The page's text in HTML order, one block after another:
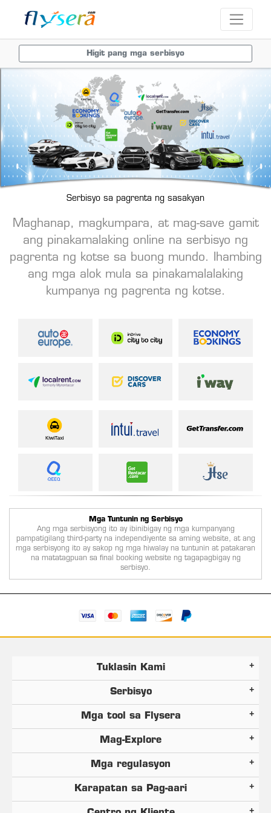
Higit pang mga serbisyo
Serbisyo sa pagrenta ng sasakyan
Maghanap, magkumpara, at mag-save gamit
ang pinakamalaking online na serbisyo ng
pagrenta ng kotse sa buong mundo. Ihambing
ang mga alok mula sa pinakamalalaking
kumpanya ng pagrenta ng kotse.
Mga Tuntunin ng Serbisyo
Ang mga serbisyong ito ay ibinibigay ng mga kumpanyang
pampatigilang third-party na independiyente sa aming website, at ang
mga serbisyong ito ay sakop ng mga hiwalay na tuntunin at patakaran
na matatagpuan sa final booking website ng tagapagbigay ng
serbisyo.
Tuklasin Kami
Serbisyo
Mga tool sa Flysera
Mag-Explore
Mga regulasyon
Karapatan sa Pag-aari